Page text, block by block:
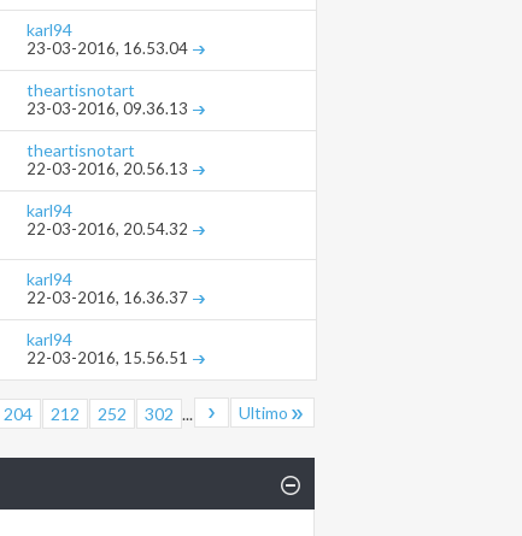
karl94
23-03-2016, 16.53.04
theartisnotart
23-03-2016, 09.36.13
theartisnotart
22-03-2016, 20.56.13
karl94
22-03-2016, 20.54.32
karl94
22-03-2016, 16.36.37
karl94
22-03-2016, 15.56.51
204 212 252 302 ... Ultimo